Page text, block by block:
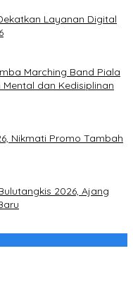
Layanan Digital
Marching Band Piala
dan Kedisiplinan
Nikmati Promo Tambah
2026, Ajang